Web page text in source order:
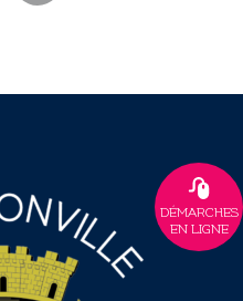
DÉMARCHES
EN LIGNE